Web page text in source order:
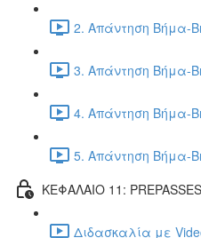
2. Απάντηση Βήμα-
3. Απάντηση Βήμα-
4. Απάντηση Βήμα-
5. Απάντηση Βήμα-
ΚΕΦΑΛΑΙΟ 11: PREPASSES
Διδασκαλία με